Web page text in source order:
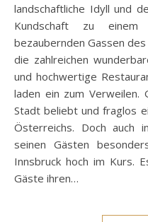
landschaftliche Idyll und
Kundschaft zu einem
bezaubernden Gassen
die zahlreichen
und hochwertige
laden ein zum Verweilen.
Stadt beliebt und fraglos
Österreichs. Doch
seinen Gästen
Innsbruck hoch im Kurs.
Gäste ihren…